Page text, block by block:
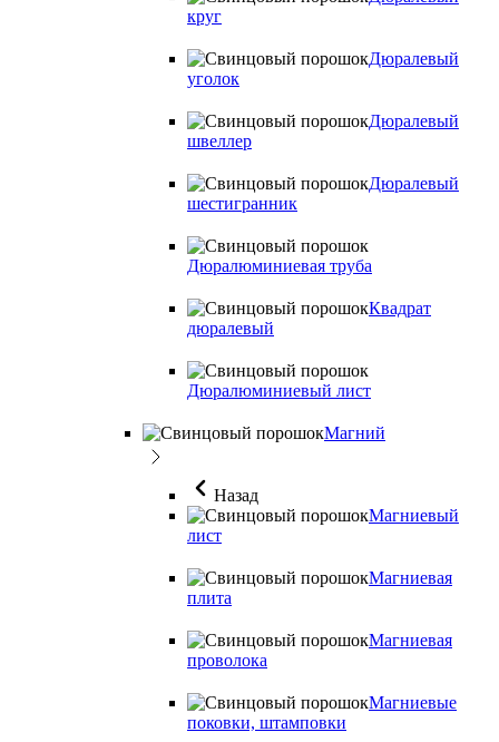
круг
Дюралевый
уголок
Дюралевый
швеллер
Дюралевый
шестигранник
Дюралюминиевая труба
Квадрат
дюралевый
Дюралюминиевый лист
Магний
Назад
Магниевый
лист
Магниевая
плита
Магниевая
проволока
Магниевые
поковки, штамповки